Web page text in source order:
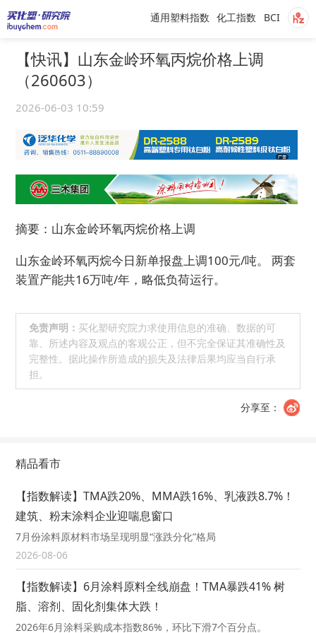
BCI
化工指数
通用塑料指数
【快讯】山东金岭环氧丙烷价格上调
（260603）
2026-06-03 10:59
摘要：山东金岭环氧丙烷价格上调
山东金岭环氧丙烷今日新单报盘上调100元/吨。 两套
装置产能共16万吨/年，略低负荷运行。
免责声明： 买化塑研究院力求使用信息的准确、数据的可
靠、所述内容及观点的客观公正，但不完全保证其准确性及
完整性。据此操作所造成的损失及法律后果均应当自行承
担。
分享至：
精品看市
【指数解读】TMA跌20%、MMA跌16%、乳液跌8.7%！
建筑、粉末涂料企业迎喘息窗口
7月份涂料原材料市场呈现明显“涨跌分化”格局
2026-08-06
【指数解读】6月涂料原料全线崩盘！TMA暴跌41% 树
脂、溶剂、固化剂集体大跌！
2026年6月涂料采购成本指数86%，环比下滑7个百分点。